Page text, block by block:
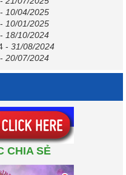
- 10/04/2025
- 10/01/2025
- 18/10/2024
- 31/08/2024
- 20/07/2024
CHIA SẺ